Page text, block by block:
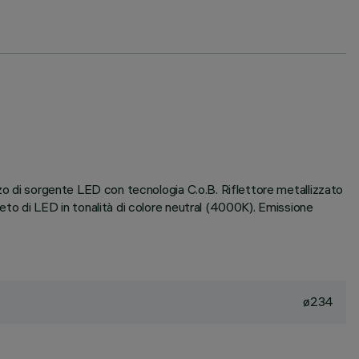
di sorgente LED con tecnologia C.o.B. Riflettore metallizzato
di LED in tonalità di colore neutral (4000K). Emissione
ø234